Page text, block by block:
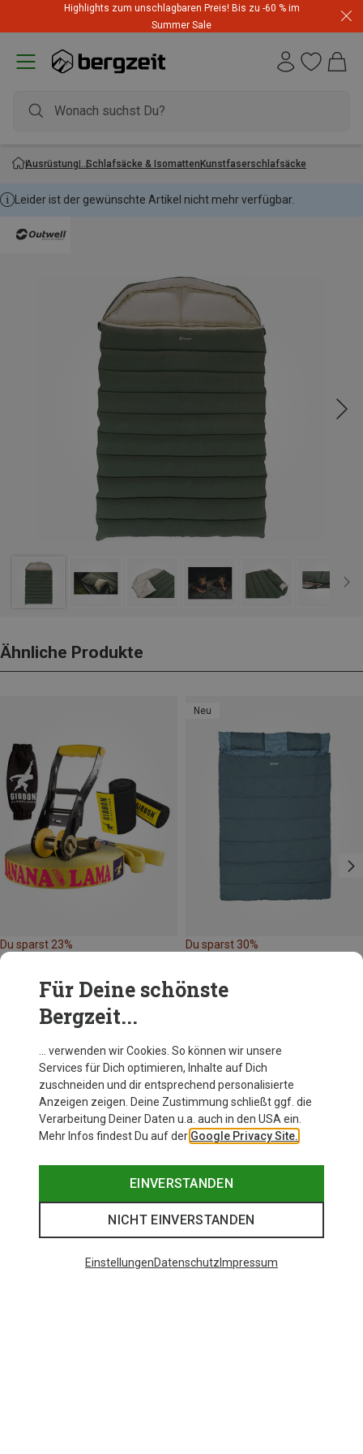
Highlights zum unschlagbaren Preis! Bis zu -60 % im
Summer Sale
Ausrüstung Schlafsäcke & IsomattenKunstfaserschlafsäcke
Leider ist der gewünschte Artikel nicht mehr verfügbar.
Ähnliche Produkte
Du sparst 23%
Neu
Du sparst 30%
Andere Kunden kauften auch
Für Deine schönste
Bergzeit...
… verwenden wir Cookies. So können wir unsere
Services für Dich optimieren, Inhalte auf Dich
zuschneiden und dir entsprechend personalisierte
Anzeigen zeigen. Deine Zustimmung schließt ggf. die
Verarbeitung Deiner Daten u.a. auch in den USA ein.
Mehr Infos findest Du auf der Google Privacy Site.
EINVERSTANDEN
NICHT EINVERSTANDEN
EinstellungenDatenschutz Impressum